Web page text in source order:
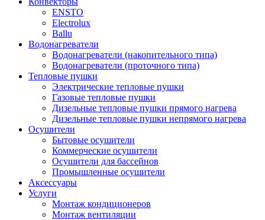
ENSTO
Electrolux
Ballu
Водонагреватели
Водонагреватели (накопительного типа)
Водонагреватели (проточного типа)
Тепловые пушки
Электрические тепловые пушки
Газовые тепловые пушки
Дизельные тепловые пушки прямого нагрева
Дизельные тепловые пушки непрямого нагрева
Осушители
Бытовые осушители
Коммерческие осушители
Осушители для бассейнов
Промышленные осушители
Аксессуары
Услуги
Монтаж кондиционеров
Монтаж вентиляции